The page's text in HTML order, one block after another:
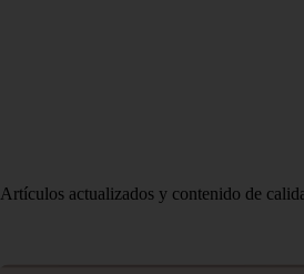
actualizados y contenido de